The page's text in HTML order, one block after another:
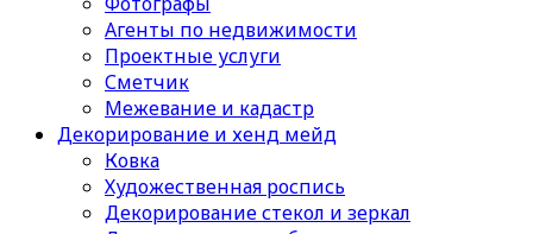
Агенты по недвижимости
Проектные услуги
Сметчик
Межевание и кадастр
Декорирование и хенд мейд
Ковка
Художественная роспись
Декорирование стекол и зеркал